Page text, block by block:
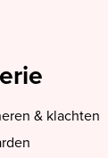
& klachten